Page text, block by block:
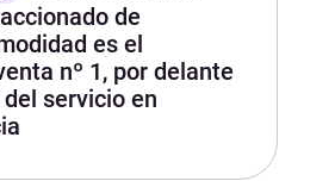
de
es el
nº 1, por delante
servicio en